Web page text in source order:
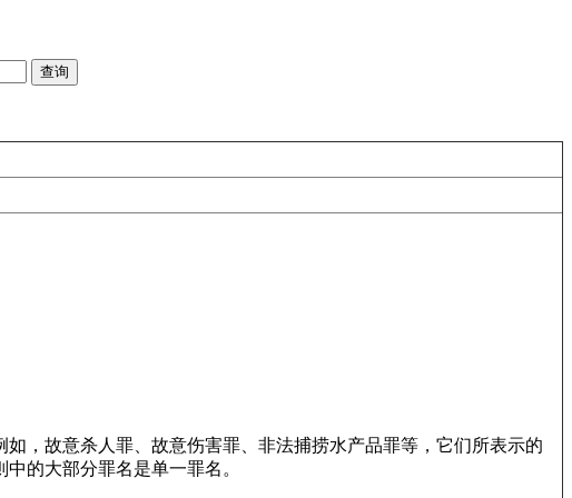
，故意杀人罪、故意伤害罪、非法捕捞水产品罪等，它们所表示的
的大部分罪名是单一罪名。